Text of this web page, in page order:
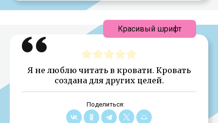
Я не люблю читать в кровати. Кровать
создана для других целей.
Поделиться:
Красивый шрифт